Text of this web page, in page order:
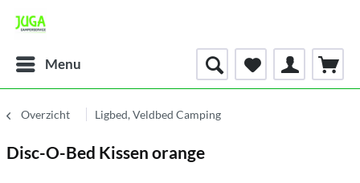
Menu
Overzicht Ligbed, Veldbed Camping
Disc-O-Bed Kissen orange